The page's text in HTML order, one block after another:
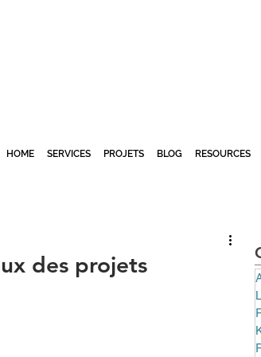
HOME SERVICES PROJETS BLOG RESOURCES
des projets